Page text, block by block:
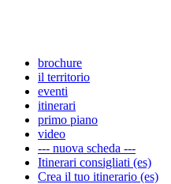
brochure
il territorio
eventi
itinerari
primo piano
video
--- nuova scheda ---
Itinerari consigliati (es)
Crea il tuo itinerario (es)